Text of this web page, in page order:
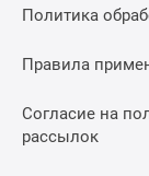
Политика
Правила
Согласие на
рассылок